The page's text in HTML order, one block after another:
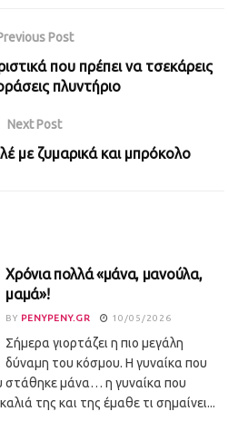
Post
που πρέπει να τσεκάρεις
πλυντήριο
Next Post
με ζυμαρικά και μπρόκολο
Χρόνια πολλά «μάνα, μανούλα,
μαμά»!
BY PENYPENY.GR 10/05/2026
Σήμερα γιορτάζει η πιο μεγάλη
δύναμη του κόσμου. Η γυναίκα που
στάθηκε μάνα… η γυναίκα που
της και της έμαθε τι σημαίνει...